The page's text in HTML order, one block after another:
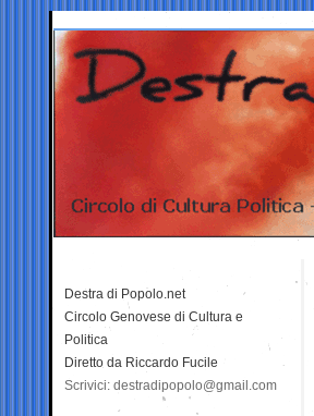
Destra di Popolo.net
Circolo Genovese di Cultura e
Politica
Diretto da Riccardo Fucile
Scrivici: destradipopolo@gmail.com